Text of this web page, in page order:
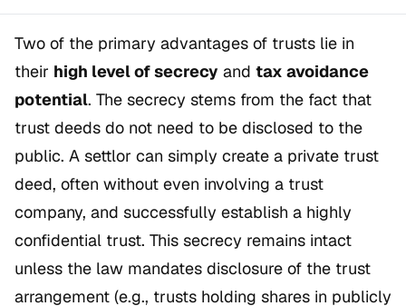
Two of the primary advantages of trusts lie in
their high level of secrecy and tax avoidance
potential. The secrecy stems from the fact that
trust deeds do not need to be disclosed to the
public. A settlor can simply create a private trust
deed, often without even involving a trust
company, and successfully establish a highly
confidential trust. This secrecy remains intact
unless the law mandates disclosure of the trust
arrangement (e.g., trusts holding shares in publicly